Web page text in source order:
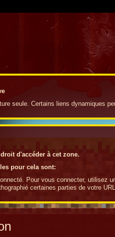
seule. Certains liens dynamiques
d'accéder à cet zone.
pour cela sont:
Pour vous connecter, utilisez
certaines parties de votre